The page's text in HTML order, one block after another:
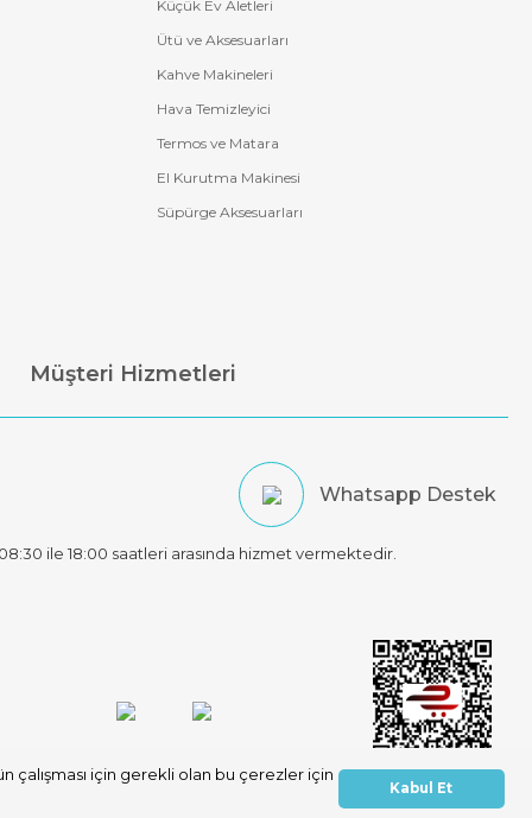
için gerekli olan bu çerezler için
Kabul Et
Küçük Ev Aletleri
Ütü ve Aksesuarları
Kahve Makineleri
Hava Temizleyici
Termos ve Matara
El Kurutma Makinesi
Süpürge Aksesuarları
Müşteri Hizmetleri
Whatsapp Destek
ile 18:00 saatleri arasında hizmet vermektedir.